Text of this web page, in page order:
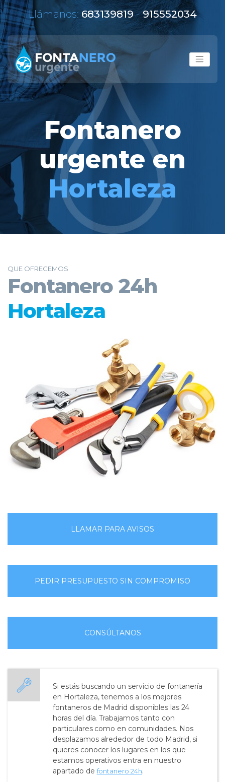
Llámanos: 683139819-915552034
Fontanero
urgente en
Hortaleza
QUE OFRECEMOS
Fontanero 24h
Hortaleza
Si estás buscando un servicio de fontanería
en Hortaleza, tenemos a los mejores
fontaneros de Madrid disponibles las 24
horas del día. Trabajamos tanto con
particulares como en comunidades. Nos
desplazamos alrededor de todo Madrid, si
quieres conocer los lugares en los que
estamos operativos entra en nuestro
apartado defontanero 24h.
LLAMAR PARA AVISOS
PEDIR PRESUPUESTO SIN COMPROMISO
CONSÚLTANOS